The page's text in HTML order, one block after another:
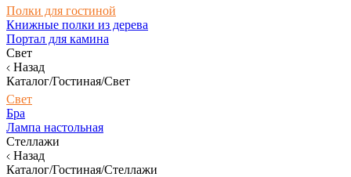
Полки для гостиной
Книжные полки из дерева
Портал для камина
Свет
Назад
Каталог/Гостиная/Свет
Свет
Бра
Лампа настольная
Стеллажи
Назад
Каталог/Гостиная/Стеллажи